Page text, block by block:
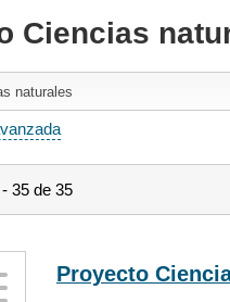
Ciencias
35 de 35
Proyecto